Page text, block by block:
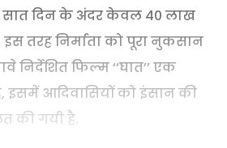
सात दिन के अंदर केवल 40 लाख
तरह निर्माता को पूरा नुकसान
निर्देशित फिल्म ‘‘घात’’ एक
इसमें आदिवासियों को इंसान की
की गयी है.